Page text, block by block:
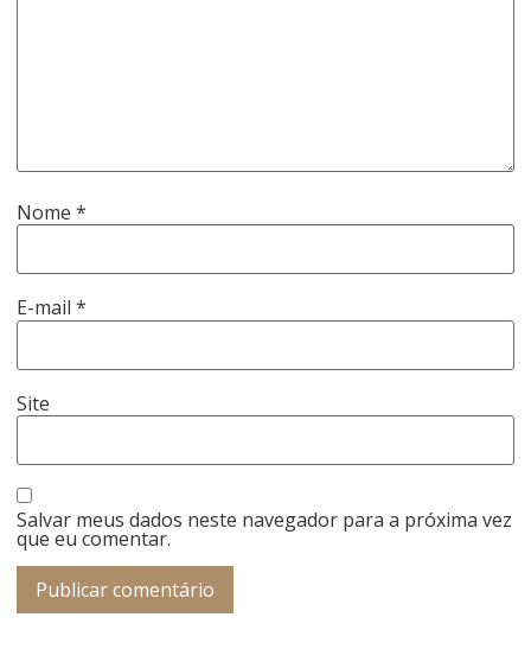
Nome*
E-mail*
Site
Salvar meus dados neste navegador para a próxima vez
que eu comentar.